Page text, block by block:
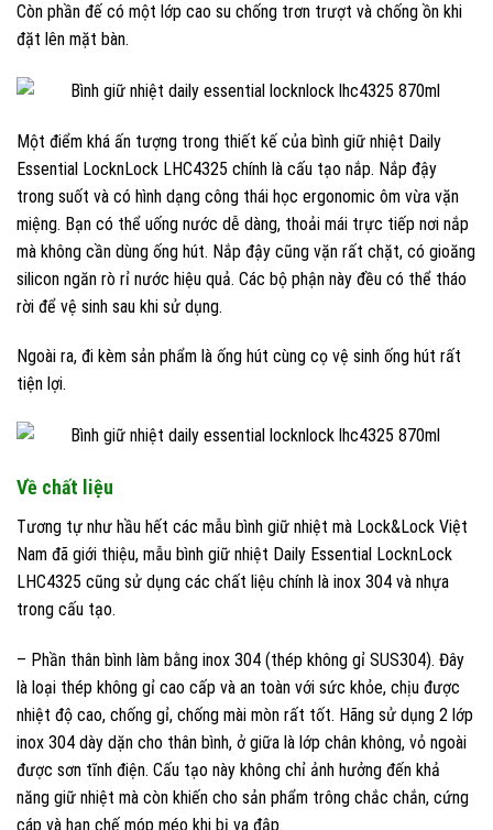
Còn phần đế có một lớp cao su chống trơn trượt và chống ồn khi
đặt lên mặt bàn.
Một điểm khá ấn tượng trong thiết kế của bình giữ nhiệt Daily
Essential LocknLock LHC4325 chính là cấu tạo nắp. Nắp đậy
trong suốt và có hình dạng công thái học ergonomic ôm vừa vặn
miệng. Bạn có thể uống nước dễ dàng, thoải mái trực tiếp nơi nắp
mà không cần dùng ống hút. Nắp đậy cũng vặn rất chặt, có gioăng
silicon ngăn rò rỉ nước hiệu quả. Các bộ phận này đều có thể tháo
rời để vệ sinh sau khi sử dụng.
Ngoài ra, đi kèm sản phẩm là ống hút cùng cọ vệ sinh ống hút rất
tiện lợi.
Về chất liệu
Tương tự như hầu hết các mẫu bình giữ nhiệt mà Lock&Lock Việt
Nam đã giới thiệu, mẫu bình giữ nhiệt Daily Essential LocknLock
LHC4325 cũng sử dụng các chất liệu chính là inox 304 và nhựa
trong cấu tạo.
– Phần thân bình làm bằng inox 304 (thép không gỉ SUS304). Đây
là loại thép không gỉ cao cấp và an toàn với sức khỏe, chịu được
nhiệt độ cao, chống gỉ, chống mài mòn rất tốt. Hãng sử dụng 2 lớp
inox 304 dày dặn cho thân bình, ở giữa là lớp chân không, vỏ ngoài
được sơn tĩnh điện. Cấu tạo này không chỉ ảnh hưởng đến khả
năng giữ nhiệt mà còn khiến cho sản phẩm trông chắc chắn, cứng
cáp và hạn chế móp méo khi bị va đập.